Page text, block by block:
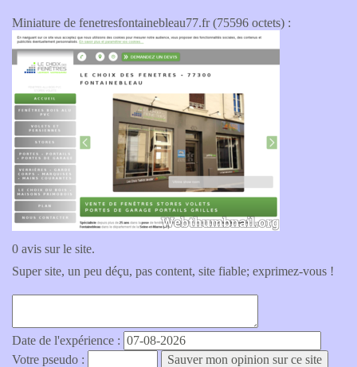
Miniature de fenetresfontainebleau77.fr (75596 octets) :
0 avis sur le site.
Super site, un peu déçu, pas content, site fiable; exprimez-vous !
Date de l'expérience :
Votre pseudo :